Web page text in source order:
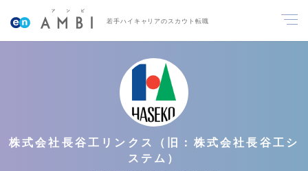
若手ハイキャリアのスカウト転職
株式会社長谷工リンクス（旧：株式会社長谷工シ
ステム）